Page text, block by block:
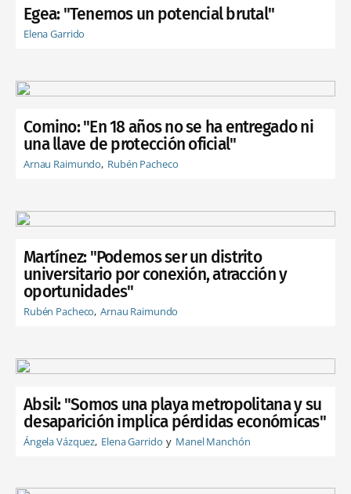
Egea: "Tenemos un potencial brutal"
Elena Garrido
Comino: "En 18 años no se ha entregado ni
una llave de protección oficial"
Arnau Raimundo Rubén Pacheco
Martínez: "Podemos ser un distrito
universitario por conexión, atracción y
oportunidades"
Rubén Pacheco Arnau Raimundo
Absil: "Somos una playa metropolitana y su
desaparición implica pérdidas económicas"
Ángela Vázquez Elena Garrido Manel Manchón